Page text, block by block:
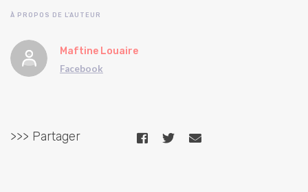
À PROPOS DE L'AUTEUR
Maftine Louaire
Facebook
>>> Partager